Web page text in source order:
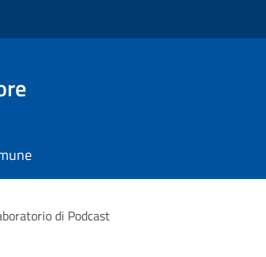
di Podcast